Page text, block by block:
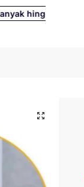
hingga 500%